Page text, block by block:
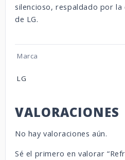
silencioso, respaldado por la
de LG.
Marca
LG
VALORACIONES
No hay valoraciones aún.
Sé el primero en valorar